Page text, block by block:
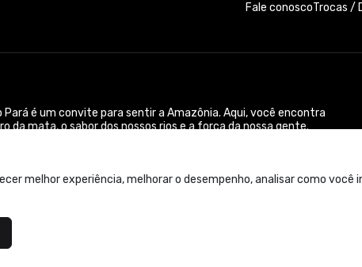
melhor experiência, melhorar o desempenho, analisar como
Fale conoscoTrocas /
Pará é um convite para sentir a Amazônia. Aqui, você encontra
da mata, o sabor dos nossos rios e a força da nossa gente.